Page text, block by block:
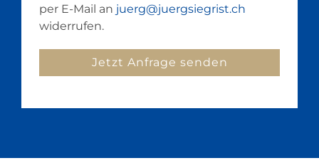
per E-Mail an juerg@juergsiegrist.ch
widerrufen.